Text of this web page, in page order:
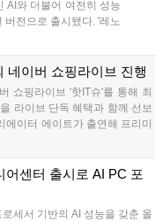
AI와 더불어 여전히 성능
버전으로 출시됐다. '레노
로세서와 엔비디아 지포
서 선택지가 좁은 편인
네이버 쇼핑라이브 진행
쇼핑라이브 '핫IT슈'를 통해 최
라이브 단독 혜택과 함께 선보
에이터 에이트가 출연해 프리미
에디션'을 비롯한 신제품들을
센터 출시로 AI PC 포
세서 기반의 AI 성능을 갖춘 올